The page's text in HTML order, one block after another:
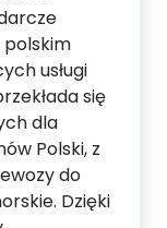
polskim
usługi
się
dla
Polski, z
do
Dzięki